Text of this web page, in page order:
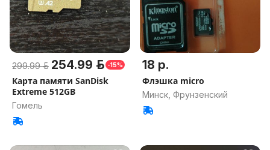
299.99 р. 254.99 р. -15%
Карта памяти SanDisk
Extreme 512GB
Гомель
18 р.
Флэшка micro
Минск, Фрунзенский